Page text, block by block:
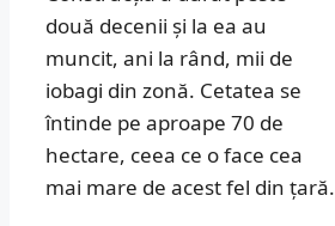
două decenii și la ea au
muncit, ani la rând, mii de
iobagi din zonă. Cetatea se
întinde pe aproape 70 de
hectare, ceea ce o face cea
mai mare de acest fel din țară.